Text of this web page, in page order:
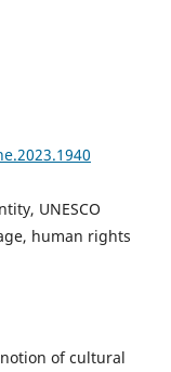
UNESCO
human rights
of cultural